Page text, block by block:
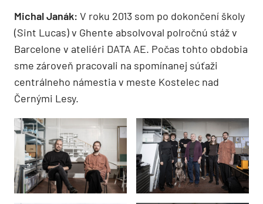
Michal Janák: V roku 2013 som po dokončení školy
(Sint Lucas) v Ghente absolvoval polročnú stáž v
Barcelone v ateliéri DATA AE. Počas tohto obdobia
sme zároveň pracovali na spomínanej súťaži
centrálneho námestia v meste Kostelec nad
Černými Lesy.